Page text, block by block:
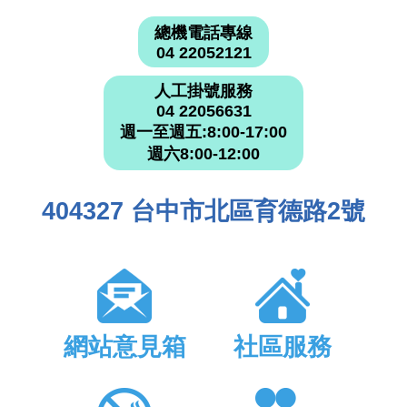
總機電話專線
04 22052121
人工掛號服務
04 22056631
週一至週五:8:00-17:00
週六8:00-12:00
404327 台中市北區育德路2號
網站意見箱 社區服務